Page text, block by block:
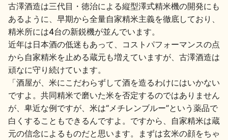
古澤酒造は三代目・徳治による縦型澤式精米機の開発にも
あるように、早期から全量自家精米主義を徹底しており、
精米所には4台の新鋭機が並んでいます。
近年は日本酒の低迷もあって、コストパフォーマンスの点
から自家精米を止める蔵元も増えていますが、古澤酒造は
頑なに守り続けています。
「酒屋が、米にこだわらずして酒を造るわけにはいかない
ですよ。共同精米で磨いた米を否定するのではありません
が、卑近な例ですが、米は“メチレンブルー”という薬品で
白くすることもできるんですよ。ですから、自家精米は蔵
元の信念によるものだと思います。まずは玄米の顔をちゃ